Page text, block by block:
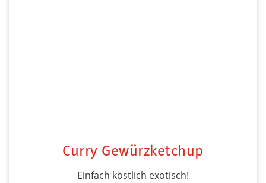
Curry Gewürzketchup
Einfach köstlich exotisch!